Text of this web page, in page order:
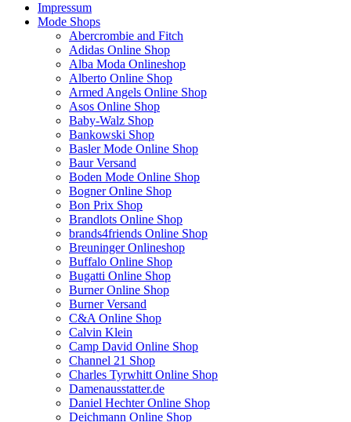
Impressum
Mode Shops
Abercrombie and Fitch
Adidas Online Shop
Alba Moda Onlineshop
Alberto Online Shop
Armed Angels Online Shop
Asos Online Shop
Baby-Walz Shop
Bankowski Shop
Basler Mode Online Shop
Baur Versand
Boden Mode Online Shop
Bogner Online Shop
Bon Prix Shop
Brandlots Online Shop
brands4friends Online Shop
Breuninger Onlineshop
Buffalo Online Shop
Bugatti Online Shop
Burner Online Shop
Burner Versand
C&A Online Shop
Calvin Klein
Camp David Online Shop
Channel 21 Shop
Charles Tyrwhitt Online Shop
Damenausstatter.de
Daniel Hechter Online Shop
Deichmann Online Shop